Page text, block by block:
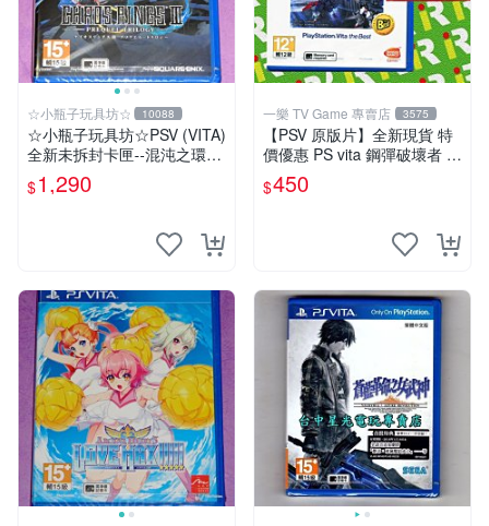
☆小瓶子玩具坊☆ 10088
☆小瓶子玩具坊☆PSV (VITA)
全新未拆封卡匣--混沌之環3
前傳三部曲
$1,290
一樂 TV Game 專賣店 3575
【PSV 原版片】全新現貨 特
價優惠 PS vita 鋼彈破壞者 鋼
彈創壞者 亞日版 BEST 可繼
承至2代【一樂電玩】
$450